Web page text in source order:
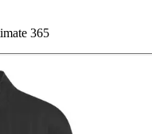
365